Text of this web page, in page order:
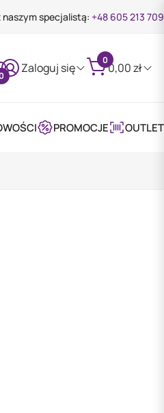
naszym specjalistą: +48 605 213 709
Zaloguj się
0
0,00zł
PROMOCJE OUTLET